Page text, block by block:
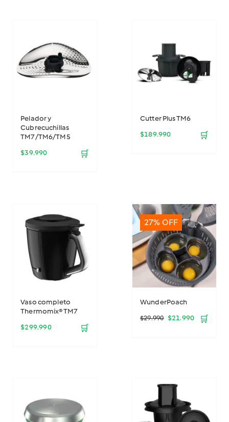
Pelador y
Cubrecuchillas
TM7/TM6/TM5
$39.990 🛒
Cutter Plus TM6
$189.990 🛒
Vaso completo
Thermomix® TM7
$299.990 🛒
27% OFF
WunderPoach
$29.990 El
$29.990.
$21.990El 🛒